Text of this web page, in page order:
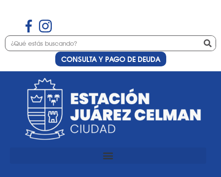
CONSULTA Y PAGO DE DEUDA
Etiqueta:peluquería
Preinscripción al curso de
peluquería canina básica